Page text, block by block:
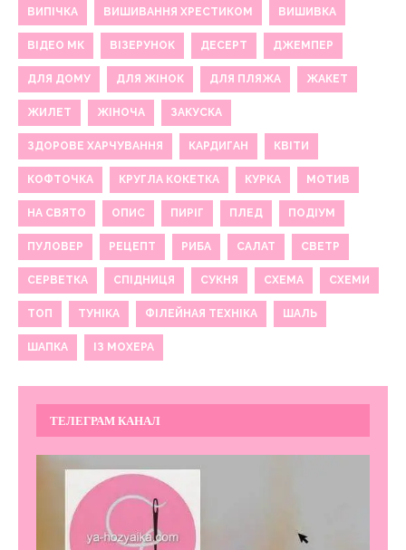
ВИПІЧКА ВИШИВАННЯ ХРЕСТИКОМ ВИШИВКА
ВІДЕО МК ВІЗЕРУНОК ДЕСЕРТ ДЖЕМПЕР
ДЛЯ ДОМУ ДЛЯ ЖІНОК ДЛЯ ПЛЯЖА ЖАКЕТ
ЖИЛЕТ ЖІНОЧА ЗАКУСКА
ЗДОРОВЕ ХАРЧУВАННЯ КАРДИГАН КВІТИ
КОФТОЧКА КРУГЛА КОКЕТКА КУРКА МОТИВ
НА СВЯТО ОПИС ПИРІГ ПЛЕД ПОДІУМ
ПУЛОВЕР РЕЦЕПТ РИБА САЛАТ СВЕТР
СЕРВЕТКА СПІДНИЦЯ СУКНЯ СХЕМА СХЕМИ
ТОП ТУНІКА ФІЛЕЙНАЯ ТЕХНІКА ШАЛЬ
ШАПКА ІЗ МОХЕРА
ТЕЛЕГРАМ КАНАЛ